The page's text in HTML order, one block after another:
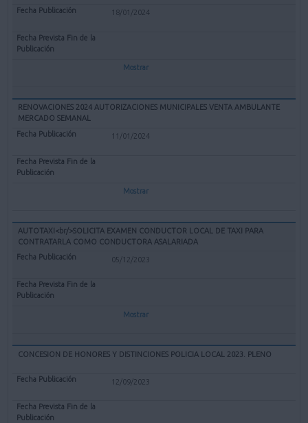
18/01/2024
Mostrar
RENOVACIONES 2024 AUTORIZACIONES MUNICIPALES VENTA AMBULANTE
MERCADO SEMANAL
11/01/2024
Mostrar
AUTOTAXI<br/>SOLICITA EXAMEN CONDUCTOR LOCAL DE TAXI PARA
CONTRATARLA COMO CONDUCTORA ASALARIADA
05/12/2023
Mostrar
CONCESION DE HONORES Y DISTINCIONES POLICIA LOCAL 2023. PLENO
12/09/2023